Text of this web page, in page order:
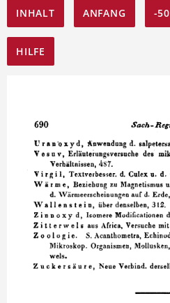
INHALT ANFANG -50
HILFE